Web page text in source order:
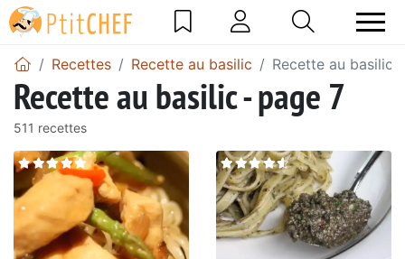
Recettes Recette au basilic Recette au basilic
Recette au basilic - page 7
511 recettes